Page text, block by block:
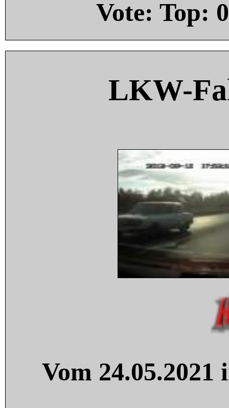
Vote: Top: 0
LKW-
Vom